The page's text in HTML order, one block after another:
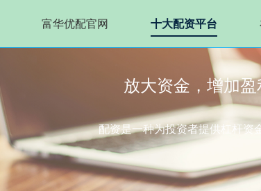
富华优配官网 十大配资平台
放大资金，增加
配资是一种为投资者提供杠杆资